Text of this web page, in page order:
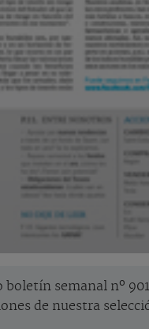
boletín semanal nº
de nuestra